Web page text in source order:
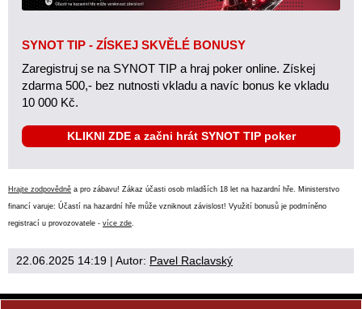
SYNOT TIP - ZÍSKEJ SKVĚLÉ BONUSY
Zaregistruj se na SYNOT TIP a hraj poker online. Získej
zdarma 500,- bez nutnosti vkladu a navíc bonus ke vkladu
10 000 Kč.
KLIKNI ZDE a začni hrát SYNOT TIP poker
Hrajte zodpovědně a pro zábavu! Zákaz účasti osob mladších 18 let na hazardní hře. Ministerstvo
financí varuje: Účastí na hazardní hře může vzniknout závislost! Využití bonusů je podmíněno
registrací u provozovatele - více zde.
22.06.2025 14:19 | Autor: Pavel Raclavský